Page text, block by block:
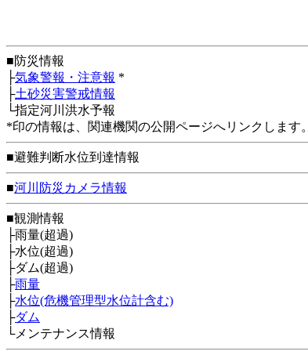
■防災情報
├気象警報・注意報 *
├土砂災害警戒情報
└指定河川洪水予報
*印の情報は、関連機関の公開ページへリンクします。
■避難判断水位到達情報
■河川防災カメラ情報
■観測情報
├雨量(超過)
├水位(超過)
├ダム(超過)
├雨量
├水位(危機管理型水位計含む)
├ダム
└メンテナンス情報